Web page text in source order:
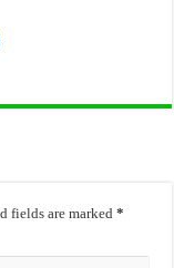
fields are marked*